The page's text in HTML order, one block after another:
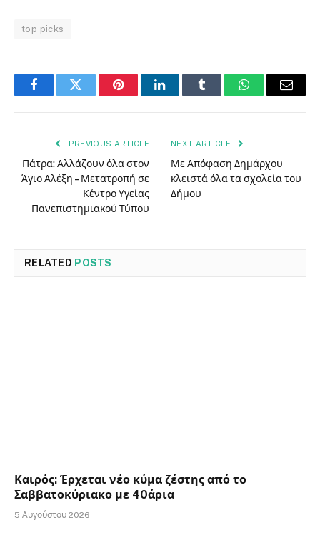
top picks
FacebookTwitter PinterestLinkedInTumblr WhatsAppEmail
PREVIOUS ARTICLE
Πάτρα: Αλλάζουν όλα στον
Άγιο Αλέξη – Μετατροπή σε
Κέντρο Υγείας
Πανεπιστημιακού Τύπου
NEXT ARTICLE
Με Απόφαση Δημάρχου
κλειστά όλα τα σχολεία του
Δήμου
RELATED POSTS
Καιρός: Έρχεται νέο κύμα ζέστης από το
Σαββατοκύριακο με 40άρια
5 Αυγούστου 2026